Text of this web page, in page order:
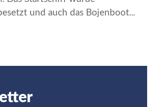
und auch das Bojenboot...